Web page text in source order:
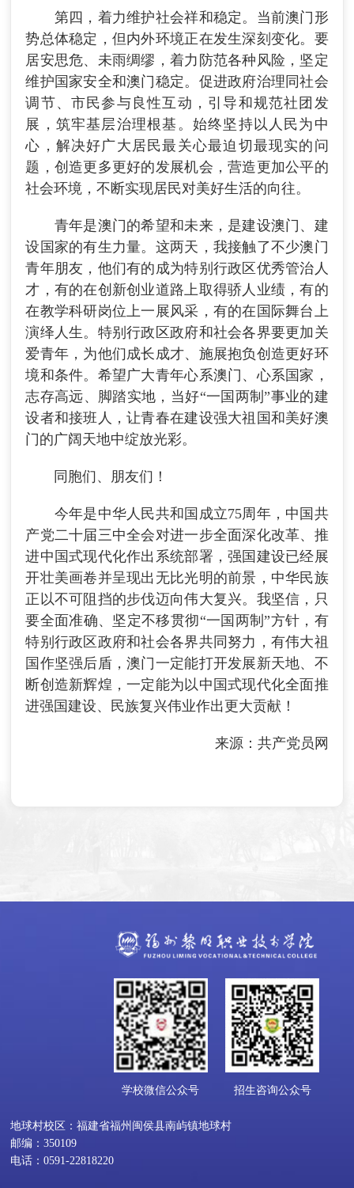
第四，着力维护社会祥和稳定。当前澳门形
势总体稳定，但内外环境正在发生深刻变化。要
居安思危、未雨绸缪，着力防范各种风险，坚定
维护国家安全和澳门稳定。促进政府治理同社会
调节、市民参与良性互动，引导和规范社团发
展，筑牢基层治理根基。始终坚持以人民为中
心，解决好广大居民最关心最迫切最现实的问
题，创造更多更好的发展机会，营造更加公平的
社会环境，不断实现居民对美好生活的向往。
青年是澳门的希望和未来，是建设澳门、建
设国家的有生力量。这两天，我接触了不少澳门
青年朋友，他们有的成为特别行政区优秀管治人
才，有的在创新创业道路上取得骄人业绩，有的
在教学科研岗位上一展风采，有的在国际舞台上
演绎人生。特别行政区政府和社会各界要更加关
爱青年，为他们成长成才、施展抱负创造更好环
境和条件。希望广大青年心系澳门、心系国家，
志存高远、脚踏实地，当好“一国两制”事业的建
设者和接班人，让青春在建设强大祖国和美好澳
门的广阔天地中绽放光彩。
同胞们、朋友们！
今年是中华人民共和国成立75周年，中国共
产党二十届三中全会对进一步全面深化改革、推
进中国式现代化作出系统部署，强国建设已经展
开壮美画卷并呈现出无比光明的前景，中华民族
正以不可阻挡的步伐迈向伟大复兴。我坚信，只
要全面准确、坚定不移贯彻“一国两制”方针，有
特别行政区政府和社会各界共同努力，有伟大祖
国作坚强后盾，澳门一定能打开发展新天地、不
断创造新辉煌，一定能为以中国式现代化全面推
进强国建设、民族复兴伟业作出更大贡献！
来源：共产党员网
学校微信公众号 招生咨询公众号
地球村校区：福建省福州闽侯县南屿镇地球村
邮编：350109
电话：0591-22818220